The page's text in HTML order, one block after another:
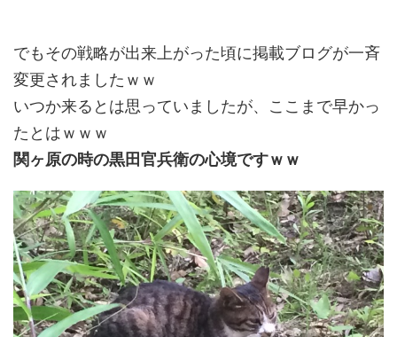
でもその戦略が出来上がった頃に掲載ブログが一斉
変更されましたｗｗ
いつか来るとは思っていましたが、ここまで早かっ
たとはｗｗｗ
関ヶ原の時の黒田官兵衛の心境ですｗｗ